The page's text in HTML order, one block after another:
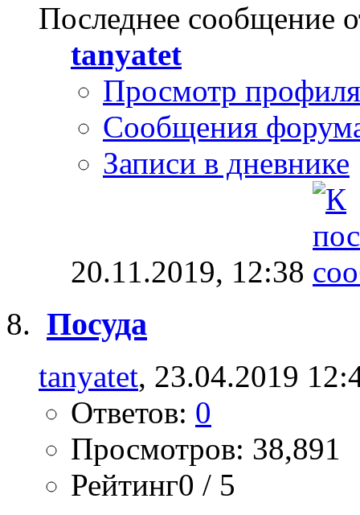
Последнее сообщение
tanyatet
Просмотр профиля
Сообщения
Записи в дневнике
20.11.2019, 12:38
Посуда
tanyatet, 23.04.2019
Ответов: 0
Просмотров: 38,891
Рейтинг0 / 5